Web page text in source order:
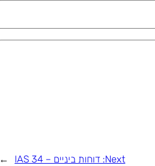
Next: דוחות ביניים – IAS 34 →